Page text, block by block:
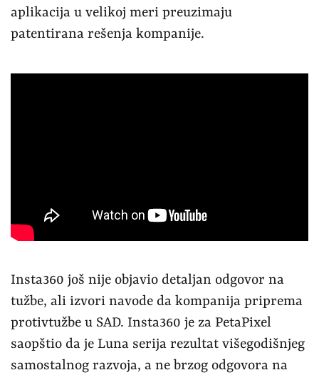
aplikacija u velikoj meri preuzimaju
patentirana rešenja kompanije.
Insta360 još nije objavio detaljan odgovor na
tužbe, ali izvori navode da kompanija priprema
protivtužbe u SAD. Insta360 je za PetaPixel
saopštio da je Luna serija rezultat višegodišnjeg
samostalnog razvoja, a ne brzog odgovora na